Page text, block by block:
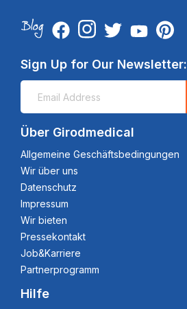
Sign Up for Our Newsletter:
Über Girodmedical
Allgemeine Geschäftsbedingungen
Wir über uns
Datenschutz
Impressum
Wir bieten
Pressekontakt
Job&Karriere
Partnerprogramm
Hilfe